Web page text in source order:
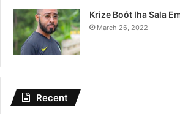
Krize Boót Iha Sala
March 26, 2022
Recent